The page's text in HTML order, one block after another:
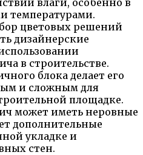
температурами.
цветовых решений
дизайнерские
в строительстве.
блока делает его
и сложным для
площадке.
может иметь неровные
дополнительные
укладке и
стен.